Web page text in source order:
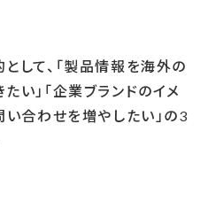
して、「製品情報を海外の
い」「企業ブランドのイメ
い合わせを増やしたい」の3